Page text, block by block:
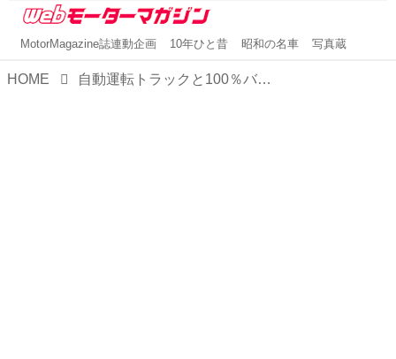
MotorMagazine誌連動企画 10年ひと昔 昭和の名車 写真蔵
HOME 自動運転トラックと100％バイオ燃料による実証走行開始。出光興産とT2、いすゞが次世代バイオディーゼル燃料で連携